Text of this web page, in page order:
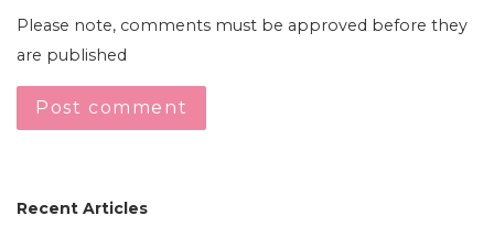
Please note, comments must be approved before they
are published
Recent Articles